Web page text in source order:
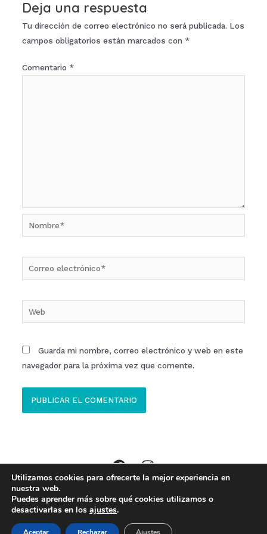
Deja una respuesta
Tu dirección de correo electrónico no será publicada. Los
campos obligatorios están marcados con *
Comentario *
Nombre*
electrónico*
Guarda mi nombre, correo electrónico y web en este
navegador para la próxima vez que comente.
Copyright © 2026 Clinica ECOM Ibi //
Política de Cookies
Made with Baobab Marketing
Utilizamos cookies para ofrecerte la mejor experiencia en
nuestra web.
Puedes aprender más sobre qué cookies utilizamos o
desactivarlas en los ajustes.